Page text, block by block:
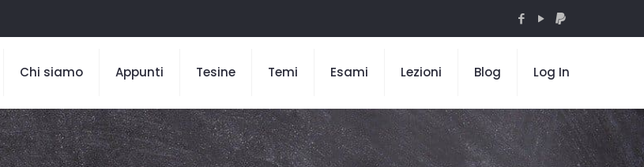
Chi siamo Appunti Tesine Temi Esami Lezioni Blog Log In